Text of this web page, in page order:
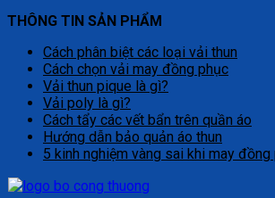
THÔNG TIN SẢN PHẨM
Cách phân biệt các loại vải thun
Cách chọn vải may đồng phục
Vải thun pique là gì?
Vải poly là gì?
Cách tẩy các vết bẩn trên quần áo
Hướng dẫn bảo quản áo thun
5 kinh nghiệm vàng sai khi may đồng